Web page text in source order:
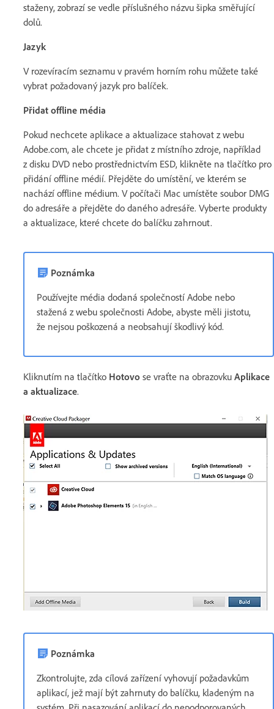
staženy, zobrazí se vedle příslušného názvu šipka směřující
dolů.
Jazyk
V rozevíracím seznamu v pravém horním rohu můžete také
vybrat požadovaný jazyk pro balíček.
Přidat offline média
Pokud nechcete aplikace a aktualizace stahovat z webu
Adobe.com, ale chcete je přidat z místního zdroje, například
z disku DVD nebo prostřednictvím ESD, klikněte na tlačítko pro
přidání offline médií. Přejděte do umístění, ve kterém se
nachází offline médium. V počítači Mac umístěte soubor DMG
do adresáře a přejděte do daného adresáře. Vyberte produkty
a aktualizace, které chcete do balíčku zahrnout.
Poznámka
Používejte média dodaná společností Adobe nebo
stažená z webu společnosti Adobe, abyste měli jistotu,
že nejsou poškozená a neobsahují škodlivý kód.
Kliknutím na tlačítko Hotovo se vraťte na obrazovku Aplikace
a aktualizace.
Poznámka
Zkontrolujte, zda cílová zařízení vyhovují požadavkům
aplikací, jež mají být zahrnuty do balíčku, kladeným na